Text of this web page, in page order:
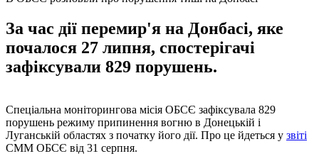
За час дії перемир'я на Донбасі, яке
почалося 27 липня, спостерігачі
зафіксували 829 порушень.
Спеціальна моніторингова місія ОБСЄ зафіксувала 829
порушень режиму припинення вогню в Донецькій і
Луганській областях з початку його дії. Про це йдеться у звіті
СММ ОБСЄ від 31 серпня.